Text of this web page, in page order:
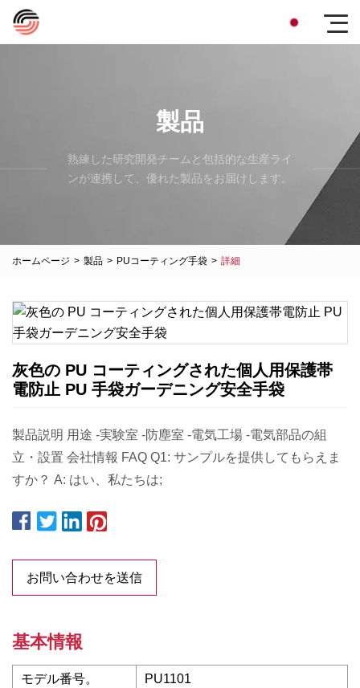
製品
熟練した研究開発チームと包括的な生産ライ
ンが連携して、優れた製品をお届けします。
ホームページ > 製品 > PUコーティング手袋 > 詳細
灰色の PU コーティングされた個人用保護帯
電防止 PU 手袋ガーデニング安全手袋
製品説明 用途 -実験室 -防塵室 -電気工場 -電気部品の組
立・設置 会社情報 FAQ Q1: サンプルを提供してもらえま
すか？ A: はい、私たちは;
お問い合わせを送信
基本情報
モデル番号。 PU1101